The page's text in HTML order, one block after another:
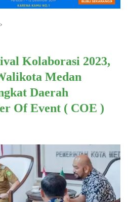
Kolaborasi 2023,
Medan
Daerah
Of Event ( COE )